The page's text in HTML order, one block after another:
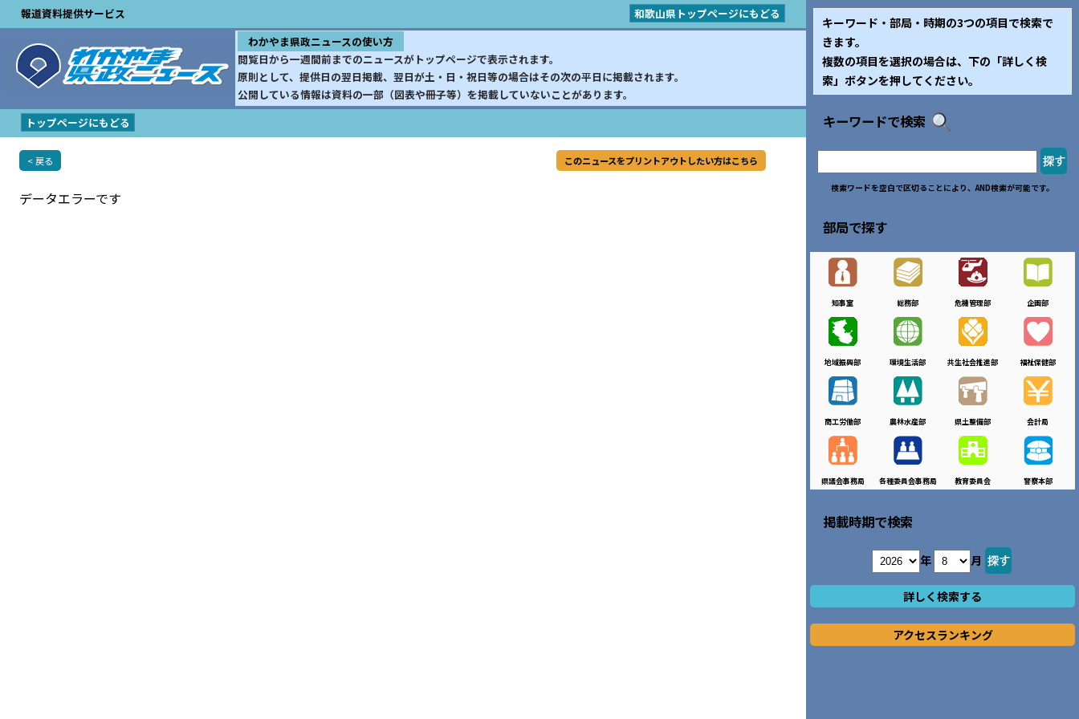
報道資料提供サービス
和歌山県トップページにもどる
わかやま県政ニュースの使い方
閲覧日から一週間前までのニュースがトップページで表示されます。
原則として、提供日の翌日掲載、翌日が土・日・祝日等の場合はその次の平日に掲載されます。
公開している情報は資料の一部（図表や冊子等）を掲載していないことがあります。
トップページにもどる
< 戻る このニュースをプリントアウトしたい方はこちら
データエラーです
キーワード・部局・時期の3つの項目で検索で
きます。
複数の項目を選択の場合は、下の「詳しく検
索」ボタンを押してください。
キーワードで検索
検索ワードを空白で区切ることにより、AND検索が可能です。
部局で探す
知事室 総務部 危機管理部 企画部
地域振興部 環境生活部 共生社会推進部 福祉保健部
商工労働部 農林水産部 県土整備部 会計局
県議会事務局 各種委員会事務局 教育委員会 警察本部
掲載時期で検索
年 月
詳しく検索する
アクセスランキング